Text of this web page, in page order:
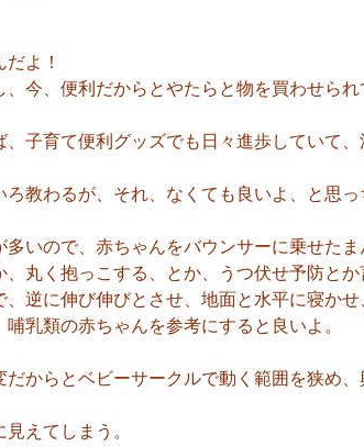
よ！
、今、便利だからとやたらと物を買わせられ
、子育て便利グッズでも日々進歩していて
教わるが、それ、なくても良いよ、と思っ
いので、赤ちゃんをバウンサーに乗せたま
、丸く抱っこする、とか、うつ伏せ予防と
逆に伸び伸びとさせ、地面と水平に寝か
乳類の赤ちゃんを参考にすると良いよ。
だからとベビーサークルで動く範囲を狭め
えてしまう。